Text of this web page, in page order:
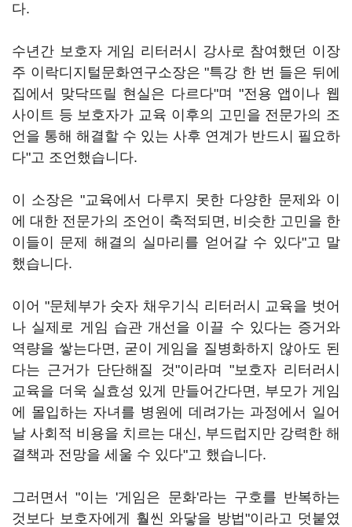
다.
수년간 보호자 게임 리터러시 강사로 참여했던 이장
주 이락디지털문화연구소장은 "특강 한 번 들은 뒤에
집에서 맞닥뜨릴 현실은 다르다"며 "전용 앱이나 웹
사이트 등 보호자가 교육 이후의 고민을 전문가의 조
언을 통해 해결할 수 있는 사후 연계가 반드시 필요하
다"고 조언했습니다.
이 소장은 "교육에서 다루지 못한 다양한 문제와 이
에 대한 전문가의 조언이 축적되면, 비슷한 고민을 한
이들이 문제 해결의 실마리를 얻어갈 수 있다"고 말
했습니다.
이어 "문체부가 숫자 채우기식 리터러시 교육을 벗어
나 실제로 게임 습관 개선을 이끌 수 있다는 증거와
역량을 쌓는다면, 굳이 게임을 질병화하지 않아도 된
다는 근거가 단단해질 것"이라며 "보호자 리터러시
교육을 더욱 실효성 있게 만들어간다면, 부모가 게임
에 몰입하는 자녀를 병원에 데려가는 과정에서 일어
날 사회적 비용을 치르는 대신, 부드럽지만 강력한 해
결책과 전망을 세울 수 있다"고 했습니다.
그러면서 "이는 '게임은 문화'라는 구호를 반복하는
것보다 보호자에게 훨씬 와닿을 방법"이라고 덧붙였